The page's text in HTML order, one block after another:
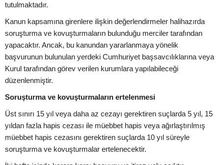
tutulmaktadır.
Kanun kapsamına girenlere ilişkin değerlendirmeler halihazırda
soruşturma ve kovuşturmaların bulunduğu merciler tarafından
yapacaktır. Ancak, bu kanundan yararlanmaya yönelik
başvurunun bulunulan yerdeki Cumhuriyet başsavcılıklarına veya
Kurul tarafından görev verilen kurumlara yapılabileceği
düzenlenmiştir.
Soruşturma ve kovuşturmaların ertelenmesi
Üst sınırı 15 yıl veya daha az cezayı gerektiren suçlarda 5 yıl, 15
yıldan fazla hapis cezası ile müebbet hapis veya ağırlaştırılmış
müebbet hapis cezasını gerektiren suçlarda 10 yıl süreyle
soruşturma ve kovuşturmalar ertelenecektir.